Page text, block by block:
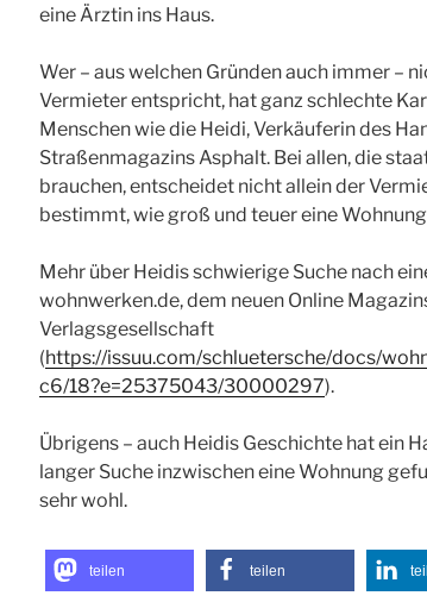
eine Ärztin ins Haus.
Wer – aus welchen Gründen auch immer –
Vermieter entspricht, hat ganz schlechte
Menschen wie die Heidi, Verkäuferin des
Straßenmagazins Asphalt. Bei allen, die
brauchen, entscheidet nicht allein der
bestimmt, wie groß und teuer eine
Mehr über Heidis schwierige Suche nach
wohnwerken.de, dem neuen Online
Verlagsgesellschaft
(https://issuu.com/schluetersche/docs/
c6/18?e=25375043/30000297).
Übrigens – auch Heidis Geschichte hat ein
langer Suche inzwischen eine Wohnung
sehr wohl.
teilen teilen